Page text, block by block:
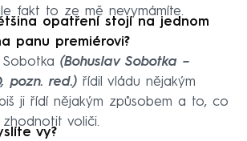
fakt to ze mě nevymámíte.
opatření stojí na jednom
panu premiérovi?
(Bohuslav Sobotka –
pozn. red.) řídil vládu nějakým
ji řídí nějakým způsobem a to, co
zhodnotit voliči.
vy?